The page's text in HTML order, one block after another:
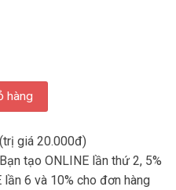
Hoa Cúc Trắng số lượng
hàng
giá 20.000đ)
tạo ONLINE lần thứ 2, 5%
6 và 10% cho đơn hàng